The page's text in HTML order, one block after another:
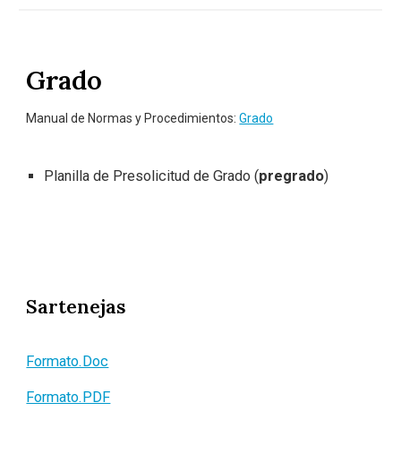
Grado
Manual de Normas y Procedimientos:Grado
Planilla de Presolicitud de Grado (pregrado)
Sartenejas
Formato.Doc
Formato.PDF